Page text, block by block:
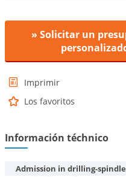
» Solicitar un
Imprimir
Los favoritos
Información téchnico
Admission in drilling-